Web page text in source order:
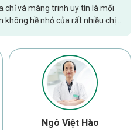
chỉ vá màng trinh uy tín là mối
không hề nhỏ của rất nhiều chị
hiện tại. Vì một vài lý do mà chị
Ngô Việt Hào